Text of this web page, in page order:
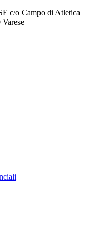
c/o Campo di Atletica